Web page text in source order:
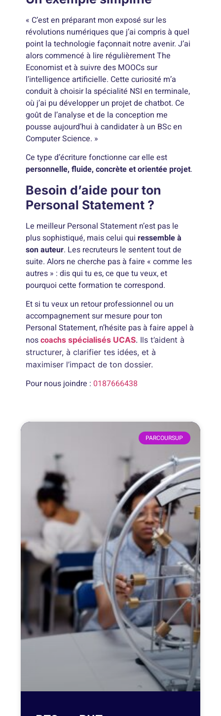
« C’est en préparant mon exposé sur les
révolutions numériques que j’ai compris à quel
point la technologie façonnait notre avenir. J’ai
alors commencé à lire régulièrement The
Economist et à suivre des MOOCs sur
l’intelligence artificielle. Cette curiosité m’a
conduit à choisir la spécialité NSI en terminale,
où j’ai pu développer un projet de chatbot. Ce
goût de l’analyse et de la conception me
pousse aujourd’hui à candidater à un BSc en
Computer Science. »
Ce type d’écriture fonctionne car elle est
personnelle, fluide, concrète et orientée projet.
Besoin d’aide pour ton
Personal Statement ?
Le meilleur Personal Statement n’est pas le
plus sophistiqué, mais celui quiressemble à
son auteur. Les recruteurs le sentent tout de
suite. Alors ne cherche pas à faire « comme les
autres » : dis qui tu es, ce que tu veux, et
pourquoi cette formation te correspond.
Et si tu veux un retour professionnel ou un
accompagnement sur mesure pour ton
Personal Statement, n’hésite pas à faire appel à
noscoachs spécialisés UCAS. Ils t’aident à
structurer, à clarifier tes idées, et à
maximiser l’impact de ton dossier.
Pour nous joindre : 0187666438
PARCOURSUP